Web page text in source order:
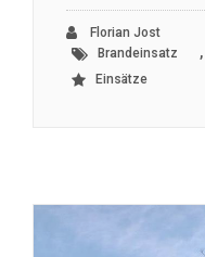
Florian Jost
Brandeinsatz
,
Einsätze